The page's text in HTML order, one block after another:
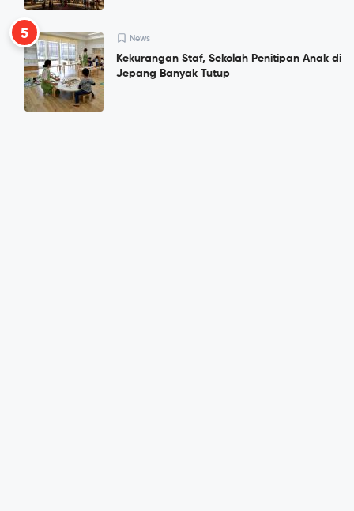
5 News
Kekurangan Staf, Sekolah Penitipan Anak di
Jepang Banyak Tutup